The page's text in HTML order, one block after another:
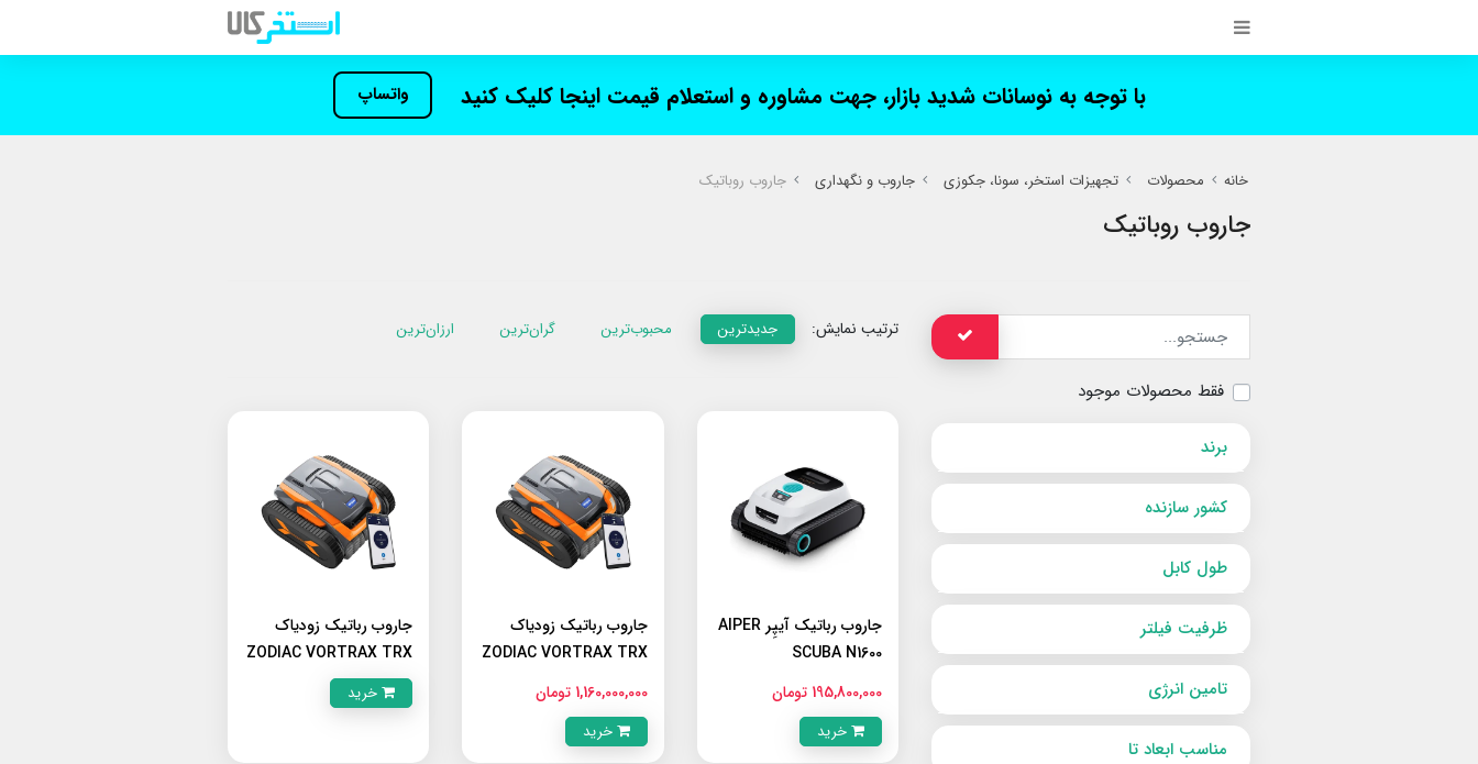
با توجه به نوسانات شدید بازار، جهت مشاوره و استعلام قیمت اینجا کلیک کنید واتساپ
خانه محصولات تجهیزات استخر، سونا، جکوزی جاروب و نگهداری جاروب روباتیک
جاروب روباتیک
فقط محصولات موجود
برند
کشور سازنده
طول کابل
ظرفیت فیلتر
تامین انرژی
مناسب ابعاد تا
ترتیب نمایش: جدیدترین محبوب‌ترین گران‌ترین ارزان‌ترین
جاروب رباتیک آیپِر AIPER
SCUBA N1600
195,800,000 تومان
خرید
جاروب رباتیک زودیاک
ZODIAC VORTRAX TRX
1,160,000,000 تومان
خرید
جاروب رباتیک زودیاک
ZODIAC VORTRAX TRX
7700 IQ
خرید